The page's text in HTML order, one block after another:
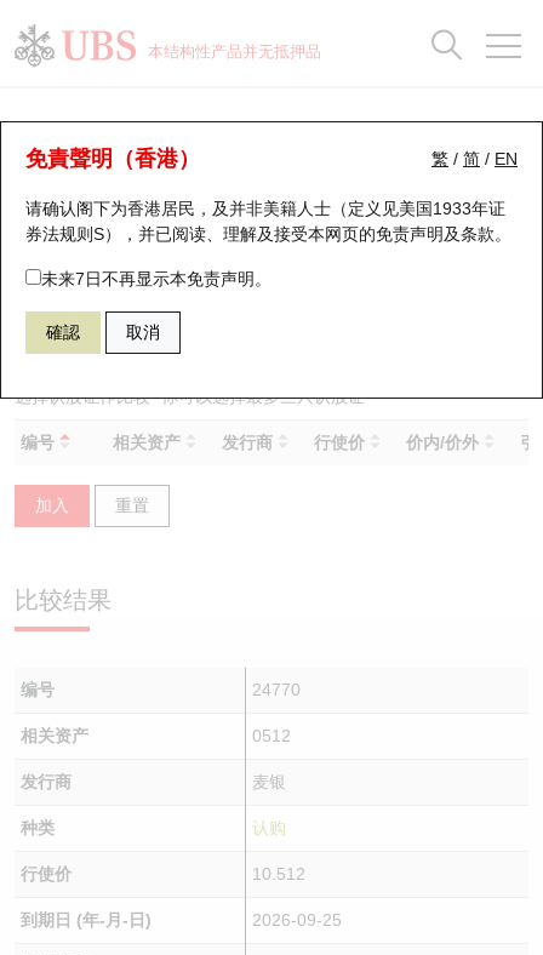
本结构性产品并无抵押品
繁 / 简 / EN
免責聲明（香港）
请确认阁下为香港居民，及并非美籍人士（定义见美国1933年证
券法规则S），并已阅读、理解及接受本网页的免责声明及条款。
未来7日不再显示本免责声明。
確認 取消
认股证分析仪
表现 街货统计 比较
24770 麦银认购 0512 远大医药
选择认股证作比较*你可以选择最多三只认股证
编号 相关资产 发行商 行使价 价内/价外 引
加入 重置
比较结果
编号 24770
相关资产 0512
发行商 麦银
种类 认购
行使价 10.512
到期日 (年-月-日) 2026-09-25
瑞银认股证一览
新发行瑞银认股证
即将到期认股证
认股证到期结算价查找
认股证分析仪
认股证速算机
引伸波幅比较图
认股证文件及公告
认股证文件及公告 (瑞信)
街货统计
比较
牛熊全景快搜
牛熊证搜寻
牛熊证街货分布图
正股牛熊证列表
新发行瑞银牛熊证
已收回牛熊证剩余价值
即将到期牛熊证
牛熊证分析仪
牛熊证速算机
牛熊证文件及公告 (瑞信)
街货统计
比较
十大升幅/跌幅
十大认股证成交分布
十天股证占大市成交
资金流
街货统计
三十大平均引伸波幅
正股分析仪
二十大活跃股份
恒指成份股
国指成份股
科指成份股
相关资产沽空
业绩及经济日历
AH 股价对照
即市板块表现
收市竞价变化
持股比重
显示所有持股比重
每月轮证大市专题
轮证专栏
讲座及教育短片
认股证投资者教育
牛熊证投资者教育
认股证牛熊证常问问题